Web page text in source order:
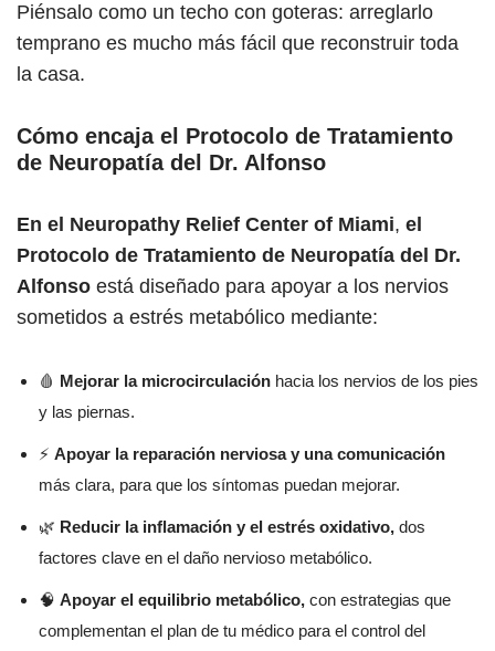
Piénsalo como un techo con goteras: arreglarlo
temprano es mucho más fácil que reconstruir toda
la casa.
Cómo encaja el Protocolo de Tratamiento
de Neuropatía del Dr. Alfonso
En el Neuropathy Relief Center of Miami, el
Protocolo de Tratamiento de Neuropatía del Dr.
Alfonso está diseñado para apoyar a los nervios
sometidos a estrés metabólico mediante:
🩸 Mejorar la microcirculación hacia los nervios de los pies
y las piernas.
⚡ Apoyar la reparación nerviosa y una comunicación
más clara, para que los síntomas puedan mejorar.
🌿 Reducir la inflamación y el estrés oxidativo, dos
factores clave en el daño nervioso metabólico.
🧠 Apoyar el equilibrio metabólico, con estrategias que
complementan el plan de tu médico para el control del